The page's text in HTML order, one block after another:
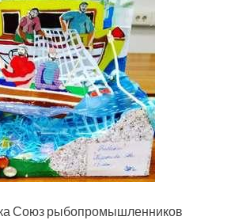
Союз рыбопромышленников